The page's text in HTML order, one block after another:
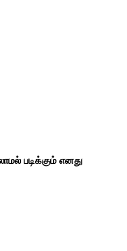
படிக்கும் எனது